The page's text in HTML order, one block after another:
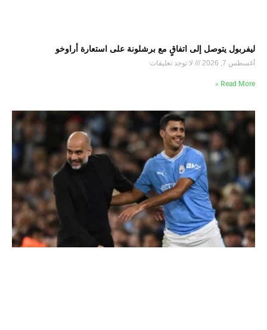
ليفربول يتوصل إلى اتفاقٍ مع برشلونة على استعارة أراوخو
أغسطس 7, 2026 لا توجد تعليقات
Read More »